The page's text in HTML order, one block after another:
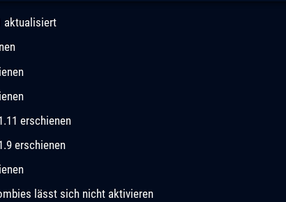
aktualisiert
erschienen
erschienen
lässt sich nicht aktivieren